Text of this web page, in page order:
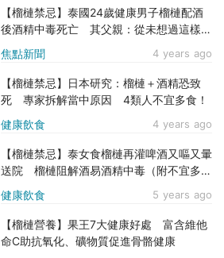
焦點新聞 4 years ago
【榴槤禁忌】泰國24歲健康男子榴槤配酒
後酒精中毒死亡 其父親：從未想過這樣的
事會發生在自己兒子身上
健康飲食 4 years ago
【榴槤禁忌】日本研究：榴槤＋酒精恐致
死 專家拆解當中原因 4類人不宜多食！
健康飲食 5 years ago
【榴槤禁忌】泰女食榴槤再灌啤酒又嘔又暈
送院 榴槤阻解酒易酒精中毒（附不宜多食
榴槤人士）
【榴槤營養】果王7大健康好處 富含維他
命C助抗氧化、礦物質促進骨骼健康